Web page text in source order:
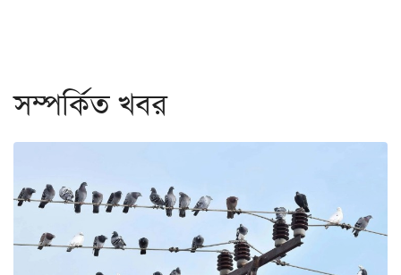
সম্পর্কিত খবর